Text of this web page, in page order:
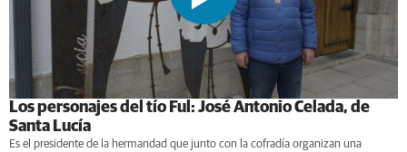
Los personajes del tío Ful: José Antonio Celada, de
Santa Lucía
Es el presidente de la hermandad que junto con la cofradía organizan una